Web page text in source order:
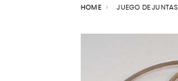
MOTOR
FRENOS
HOME JUEGO DE JUNTAS